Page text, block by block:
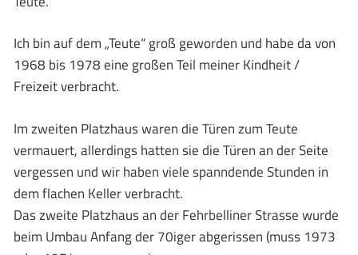
Ich bin auf dem „Teute“ groß geworden und habe da von
1968 bis 1978 eine großen Teil meiner Kindheit /
Freizeit verbracht.
Im zweiten Platzhaus waren die Türen zum Teute
vermauert, allerdings hatten sie die Türen an der Seite
vergessen und wir haben viele spanndende Stunden in
dem flachen Keller verbracht.
Das zweite Platzhaus an der Fehrbelliner Strasse wurde
beim Umbau Anfang der 70iger abgerissen (muss 1973